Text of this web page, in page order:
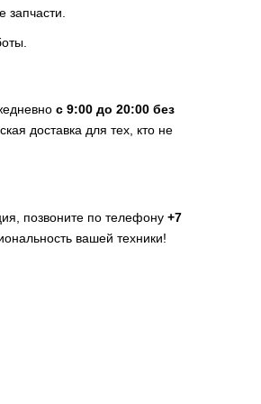
с 9:00 до 20:00 без
доставка для тех, кто не
позвоните по телефону +7
вашей техники!